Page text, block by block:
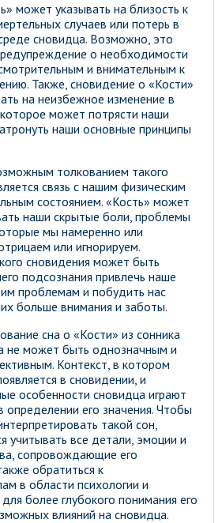
может указывать на близость к
случаев или потерь в
сновидца. Возможно, это
о необходимости
и внимательным к
Также, сновидение о «Кости»
на неизбежное изменение в
может потрясти наши
наши основные принципы
толкованием такого
связь с нашим физическим
состоянием. «Кость» может
наши скрытые боли, проблемы
мы намеренно или
или игнорируем.
сновидения может быть
подсознания привлечь наше
проблемам и побудить нас
больше внимания и заботы.
сна о «Кости» из сонника
не может быть однозначным и
Контекст, в котором
в сновидении, и
особенности сновидца играют
определении его значения. Чтобы
такой сон,
учитывать все детали, эмоции и
сопровождающие его
обратиться к
в области психологии и
более глубокого понимания его
влияний на сновидца.